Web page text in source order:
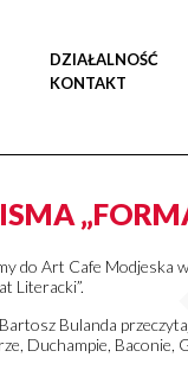
DZIAŁALNOŚĆ
KONTAKT
do Art Cafe Modjeska
Literacki”.
Bulanda
Duchampie, Baconie,